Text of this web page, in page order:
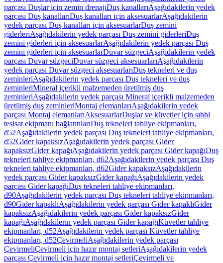
parçası Duşlar için zemin drenajıDuş kanallarıAşağıdakilerin yedek
parçası Duş kanallarıDuş kanalları için aksesuarlarAşağıdakilerin
yedek parçası Duş kanalları için aksesuarlarDuş zemini
giderleriAşağıdakilerin yedek parçası Duş zemini giderleriDuş
zemini giderleri için aksesuarlarAşağıdakilerin yedek parçası Duş
zemini giderleri için aksesuarlarDuvar süzgeciAşağıdakilerin yedek
parçası Duvar süzgeciDuvar süzgeci aksesuarlarıAşağıdakilerin
yedek parçası Duvar süzgeci aksesuarlarıDuş tekneleri ve duş
zeminleriAşağıdakilerin yedek parçası Duş tekneleri ve duş
zeminleriMineral içerikli malzemeden üretilmiş duş
zeminleriAşağıdakilerin yedek parçası Mineral içerikli malzemeden
üretilmiş duş zeminleriMontaj elemanlarıAşağıdakilerin yedek
parçası Montaj elemanlarıAksesuarlarDuşlar ve küvetler için sıhhi
tesisat ekipmanı bağlantılarıDuş tekneleri tahliye ekipmanları,
d52Aşağıdakilerin yedek parçası Duş tekneleri tahliye ekipmanları,
d52Gider kapaksızAşağıdakilerin yedek parçası Gider
kapaksızGider kapağıAşağıdakilerin yedek parçası Gider kapağıDuş
tekneleri tahliye ekipmanları, d62Aşağıdakilerin yedek parçası Duş
tekneleri tahliye ekipmanları, d62Gider kapaksızAşağıdakilerin
yedek parçası Gider kapaksızGider kapağıAşağıdakilerin yedek
parçası Gider kapağıDuş tekneleri tahliye ekipmanları,
d90Aşağıdakilerin yedek parçası Duş tekneleri tahliye ekipmanları,
d90Gider kapaklıAşağıdakilerin yedek parçası Gider kapaklıGider
kapaksızAşağıdakilerin yedek parçası Gider kapaksızGider
kapağıAşağıdakilerin yedek parçası Gider kapağıKüvetler tahliye
ekipmanları, d52Aşağıdakilerin yedek parçası Küvetler tahliye
ekipmanları, d52ÇevirmeliAşağıdakilerin yedek parçası
ÇevirmeliÇevirmeli için hazır montaj setleriAşağıdakilerin yedek
parçası Çevirmeli için hazır montaj setleriÇevirmeli ve